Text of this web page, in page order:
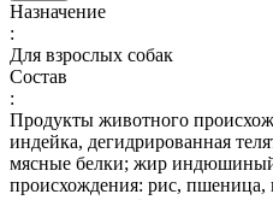
Назначение
:
Для взрослых собак
Состав
:
Продукты животного
индейка, дегидрированная
мясные белки; жир
происхождения: рис, пшеница,